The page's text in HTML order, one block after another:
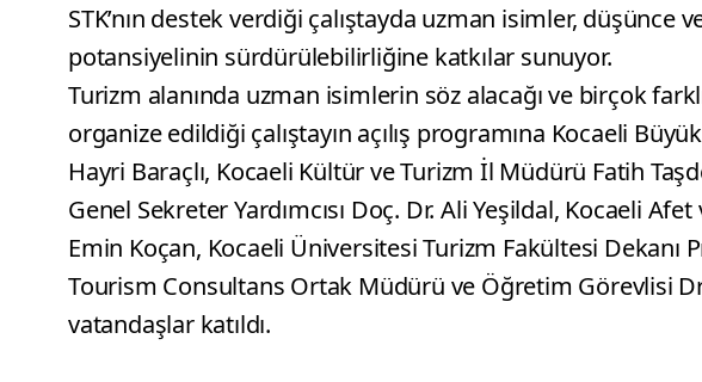
STK’nın destek verdiği çalıştayda uzman isimler, düşünce
potansiyelinin sürdürülebilirliğine katkılar sunuyor.
Turizm alanında uzman isimlerin söz alacağı ve birçok
organize edildiği çalıştayın açılış programına Kocaeli
Hayri Baraçlı, Kocaeli Kültür ve Turizm İl Müdürü Fatih
Genel Sekreter Yardımcısı Doç. Dr. Ali Yeşildal, Kocaeli
Emin Koçan, Kocaeli Üniversitesi Turizm Fakültesi Dekanı
Tourism Consultans Ortak Müdürü ve Öğretim Görevlisi
vatandaşlar katıldı.